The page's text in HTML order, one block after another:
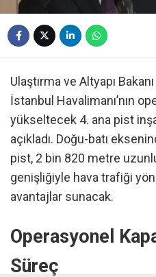
Ulaştırma ve Altyapı Bakanı
İstanbul Havalimanı’nın
yükseltecek 4. ana pist
açıkladı. Doğu-batı
pist, 2 bin 820 metre
genişliğiyle hava trafiği
avantajlar sunacak.
Operasyonel
Süreç